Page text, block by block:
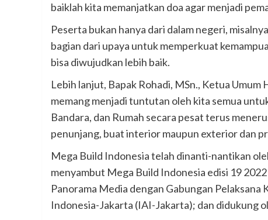
baiklah kita memanjatkan doa agar menjadi
Peserta bukan hanya dari dalam negeri,
bagian dari upaya untuk memperkuat
bisa diwujudkan lebih baik.
Lebih lanjut, Bapak Rohadi, MSn., Ketua
memang menjadi tuntutan oleh kita semua
Bandara, dan Rumah secara pesat terus
penunjang, buat interior maupun exterior dan
Mega Build Indonesia telah dinanti-nantikan
menyambut Mega Build Indonesia edisi 19
Panorama Media dengan Gabungan
Indonesia-Jakarta (IAI-Jakarta); dan didukung